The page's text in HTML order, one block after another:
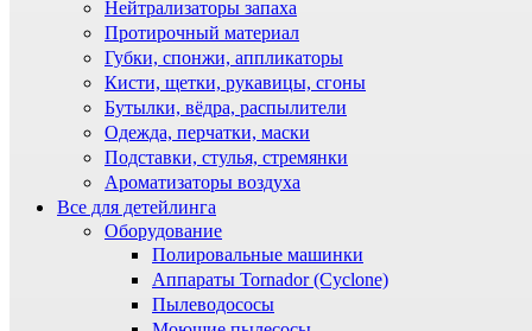
Нейтрализаторы запаха
Протирочный материал
Губки, спонжи, аппликаторы
Кисти, щетки, рукавицы, сгоны
Бутылки, вёдра, распылители
Одежда, перчатки, маски
Подставки, стулья, стремянки
Ароматизаторы воздуха
Все для детейлинга
Оборудование
Полировальные машинки
Аппараты Tornador (Cyclone)
Пылеводососы